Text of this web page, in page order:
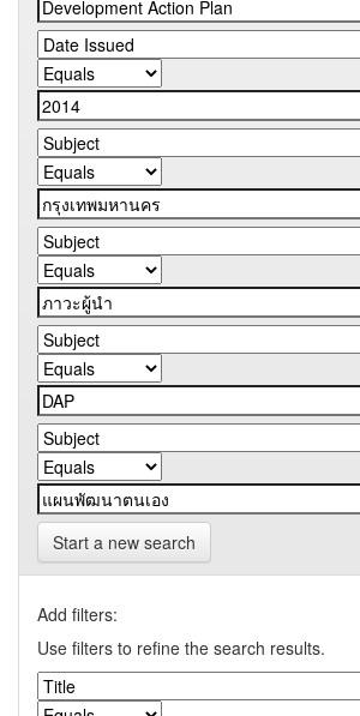
Start a new search
Add filters:
Use filters to refine the search results.